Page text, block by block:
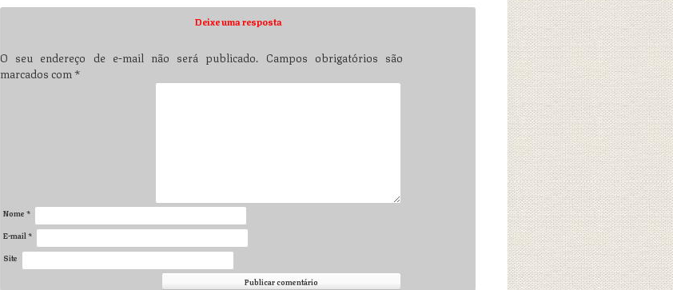
Deixe uma resposta
O seu endereço de e-mail não será publicado. Campos obrigatórios são
marcados com*
Nome *
E-mail *
Site